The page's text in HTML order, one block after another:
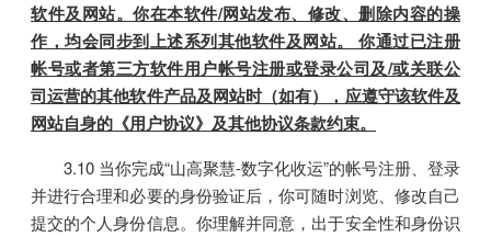
软件及网站。你在本软件/网站发布、修改、删除内容的操
作，均会同步到上述系列其他软件及网站。 你通过已注册
帐号或者第三方软件用户帐号注册或登录公司及/或关联公
司运营的其他软件产品及网站时（如有），应遵守该软件及
网站自身的《用户协议》及其他协议条款约束。
3.10 当你完成“山高聚慧-数字化收运”的帐号注册、登录
并进行合理和必要的身份验证后，你可随时浏览、修改自己
提交的个人身份信息。你理解并同意，出于安全性和身份识